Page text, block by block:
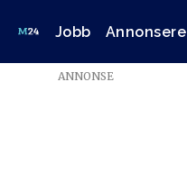
Jobb Annonsere
Emne:
ANNONSE